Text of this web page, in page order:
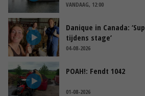
VANDAAG, 12:00
Danique in Canada:
tijdens stage’
04-08-2026
POAH!: Fendt 1042
01-08-2026